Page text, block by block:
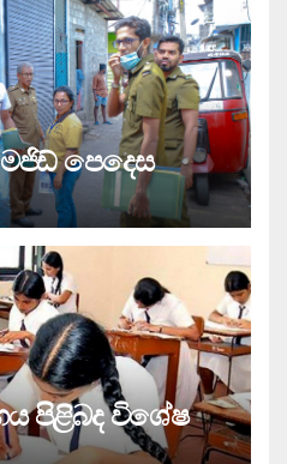
පෙදෙස
පිළිබද විශේෂ